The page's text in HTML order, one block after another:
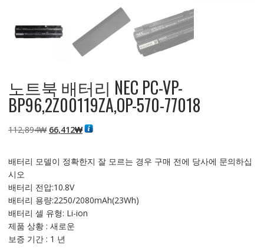
노트북 배터리 NEC PC-VP-
BP96,2Z00119ZA,OP-570-77018
112,894₩ 원
격:
66,412₩현
격:
배터리 모델이 정확한지 잘 모르는 경우 구매 전에 당사에 문의하십
시오
배터리 전압:10.8V
배터리 용량:2250/2080mAh(23Wh)
배터리 셀 유형: Li-ion
제품 상황 : 새로운
보증 기간 : 1 년